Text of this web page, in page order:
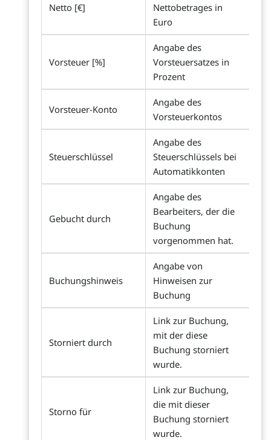
Netto [€]
Nettobetrages in
Euro
Vorsteuer [%]
Angabe des
Vorsteuersatzes in
Prozent
Vorsteuer-Konto
Angabe des
Vorsteuerkontos
Steuerschlüssel
Angabe des
Steuerschlüssels bei
Automatikkonten
Gebucht durch
Angabe des
Bearbeiters, der die
Buchung
vorgenommen hat.
Buchungshinweis
Angabe von
Hinweisen zur
Buchung
Storniert durch
Link zur Buchung,
mit der diese
Buchung storniert
wurde.
Storno für
Link zur Buchung,
die mit dieser
Buchung storniert
wurde.